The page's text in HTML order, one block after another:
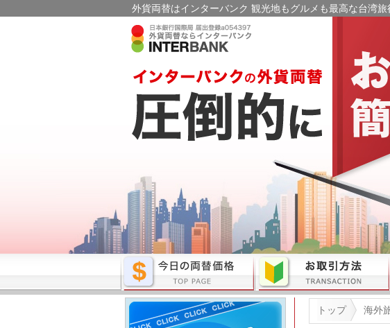
外貨両替はインターバンク 観光地もグルメも最高な台湾
トップ 海外